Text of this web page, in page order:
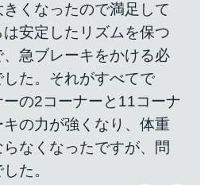
くなったので満足して
安定したリズムを保つ
急ブレーキをかける必
た。それがすべてで
の2コーナーと11コーナ
の力が強くなり、体重
なくなったですが、問
た。